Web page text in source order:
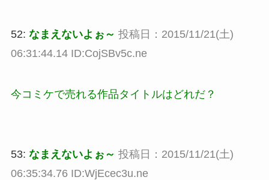
52: なまえないよぉ～ 投稿日：2015/11/21(土)
06:31:44.14 ID:CojSBv5c.ne
今コミケで売れる作品タイトルはどれだ？
53: なまえないよぉ～ 投稿日：2015/11/21(土)
06:35:34.76 ID:WjEcec3u.ne